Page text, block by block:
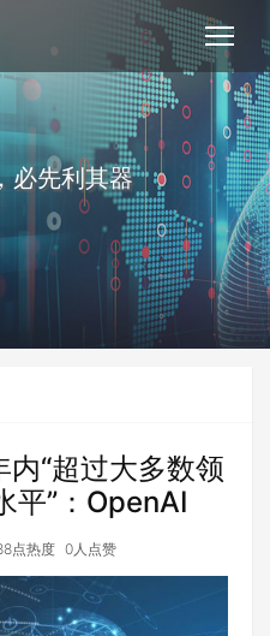
必先利其器
“超过大多数领
平”：OpenAI
点热度 0人点赞